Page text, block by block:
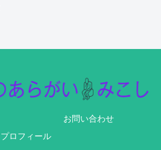
お問い合わせ
プロフィール